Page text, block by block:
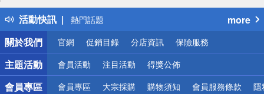
活動快訊
得獎公告
熱門話題
銀行優惠
偏遠地區配送
詐騙網頁！請小心！
more
關於我們
官網 促銷目錄 分店資訊 保險服務
主題活動 會員活動 注目活動 得獎公佈
會員專區 會員專區 大宗採購 購物須知 會員服務條款 隱